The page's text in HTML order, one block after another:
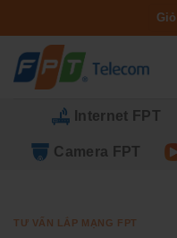
qua
dung
Internet FPT
Camera FPT
TƯ VẤN LẮP MẠNG FPT